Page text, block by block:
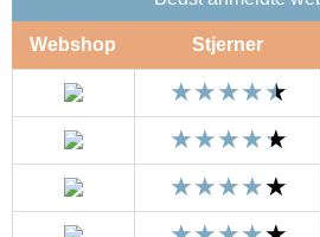
Webshop Stjerner